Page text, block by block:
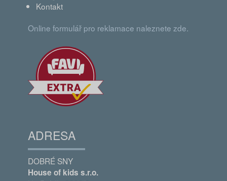
Kontakt
Online formulář pro reklamace naleznete zde.
ADRESA
DOBRÉ SNY
House of kids s.r.o.